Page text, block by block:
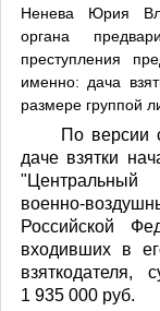
Ненева Юрия
органа
преступления
именно: дача
размере группой
По версии
даче взятки
"Центральный
военно-
Российской
входивших в
1 935 000 руб.